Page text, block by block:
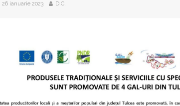
26 ianuarie 2023 D.C.